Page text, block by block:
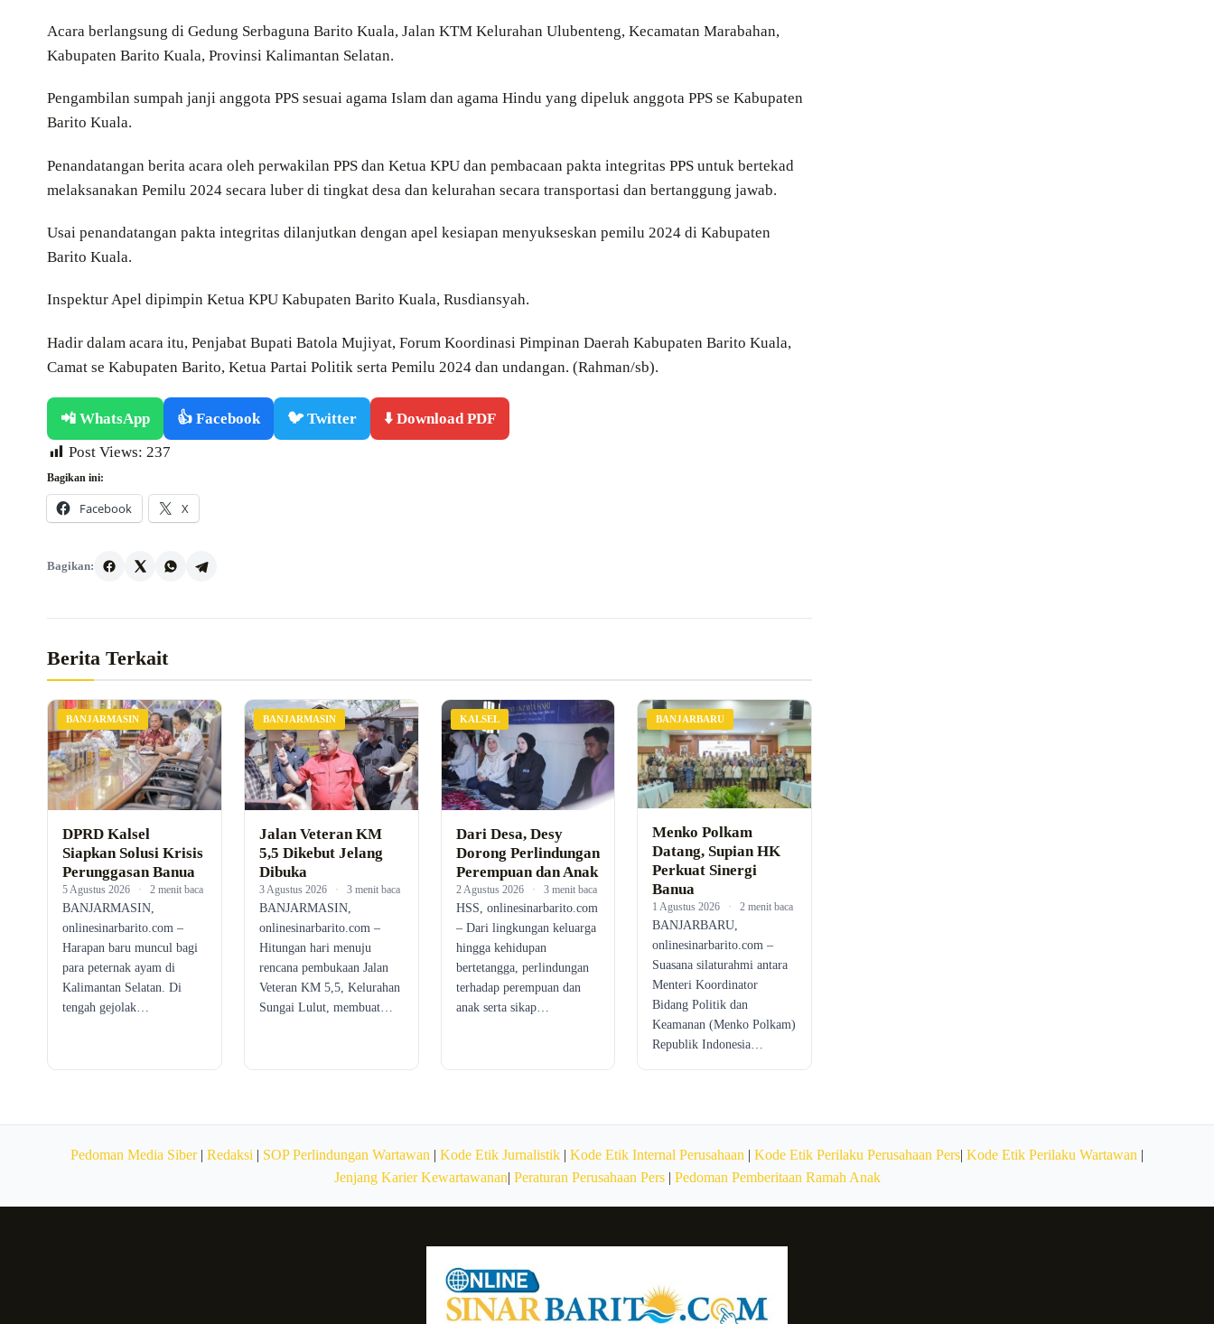
Acara berlangsung di Gedung Serbaguna Barito Kuala, Jalan KTM Kelurahan Ulubenteng, Kecamatan Marabahan,
Kabupaten Barito Kuala, Provinsi Kalimantan Selatan.
Pengambilan sumpah janji anggota PPS sesuai agama Islam dan agama Hindu yang dipeluk anggota PPS se Kabupaten
Barito Kuala.
Penandatangan berita acara oleh perwakilan PPS dan Ketua KPU dan pembacaan pakta integritas PPS untuk bertekad
melaksanakan Pemilu 2024 secara luber di tingkat desa dan kelurahan secara transportasi dan bertanggung jawab.
Usai penandatangan pakta integritas dilanjutkan dengan apel kesiapan menyukseskan pemilu 2024 di Kabupaten
Barito Kuala.
Inspektur Apel dipimpin Ketua KPU Kabupaten Barito Kuala, Rusdiansyah.
Hadir dalam acara itu, Penjabat Bupati Batola Mujiyat, Forum Koordinasi Pimpinan Daerah Kabupaten Barito Kuala,
Camat se Kabupaten Barito, Ketua Partai Politik serta Pemilu 2024 dan undangan. (Rahman/sb).
📲 WhatsApp 👍 Facebook 🐦 Twitter
⬇️ Download PDF
Post Views: 237
Bagikan ini:
Facebook X
Bagikan:
Berita Terkait
BANJARMASIN
DPRD Kalsel
Siapkan Solusi Krisis
Perunggasan Banua
5 Agustus 2026 · 2 menit baca
BANJARMASIN,
onlinesinarbarito.com –
Harapan baru muncul bagi
para peternak ayam di
Kalimantan Selatan. Di
tengah gejolak…
BANJARMASIN
Jalan Veteran KM
5,5 Dikebut Jelang
Dibuka
3 Agustus 2026 · 3 menit baca
BANJARMASIN,
onlinesinarbarito.com –
Hitungan hari menuju
rencana pembukaan Jalan
Veteran KM 5,5, Kelurahan
Sungai Lulut, membuat…
KALSEL
Dari Desa, Desy
Dorong Perlindungan
Perempuan dan Anak
2 Agustus 2026 · 3 menit baca
HSS, onlinesinarbarito.com
– Dari lingkungan keluarga
hingga kehidupan
bertetangga, perlindungan
terhadap perempuan dan
anak serta sikap…
BANJARBARU
Menko Polkam
Datang, Supian HK
Perkuat Sinergi
Banua
1 Agustus 2026 · 2 menit baca
BANJARBARU,
onlinesinarbarito.com –
Suasana silaturahmi antara
Menteri Koordinator
Bidang Politik dan
Keamanan (Menko Polkam)
Republik Indonesia…
Pedoman Media Siber| Redaksi | SOP Perlindungan Wartawan | Kode Etik Jurnalistik | Kode Etik Internal Perusahaan | Kode Etik Perilaku Perusahaan Pers| Kode Etik Perilaku Wartawan |
Jenjang Karier Kewartawanan| Peraturan Perusahaan Pers| Pedoman Pemberitaan Ramah Anak